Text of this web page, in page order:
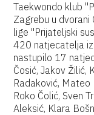
Taekwondo klub
Zagrebu u dvorani
lige "Prijateljski
420 natjecatelja
nastupilo 17
Čosić, Jakov Žilić,
Radaković, Mateo
Roko Čolić, Sven
Aleksić, Klara